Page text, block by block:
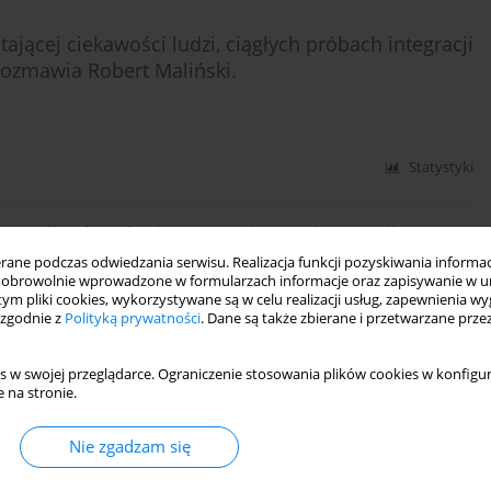
podczas odwiedzania serwisu. Realizacja funkcji pozyskiwania
wprowadzone w formularzach informacje oraz zapisywanie w
pliki cookies, wykorzystywane są w celu realizacji usług, zapewnienia
z Polityką prywatności. Dane są także zbierane i przetwarzane
w swojej przeglądarce. Ograniczenie stosowania plików cookies w
na stronie.
Nie zgadzam się
ciekawości ludzi, ciągłych próbach integracji
Robert Maliński.
Statystyki
seksualnej w procesie psychoterapii
Statystyki